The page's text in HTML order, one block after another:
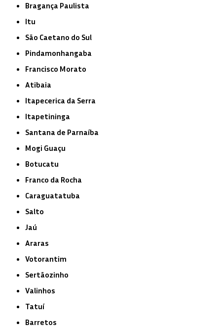
Bragança Paulista
Itu
São Caetano do Sul
Pindamonhangaba
Francisco Morato
Atibaia
Itapecerica da Serra
Itapetininga
Santana de Parnaíba
Mogi Guaçu
Botucatu
Franco da Rocha
Caraguatatuba
Salto
Jaú
Araras
Votorantim
Sertãozinho
Valinhos
Tatuí
Barretos